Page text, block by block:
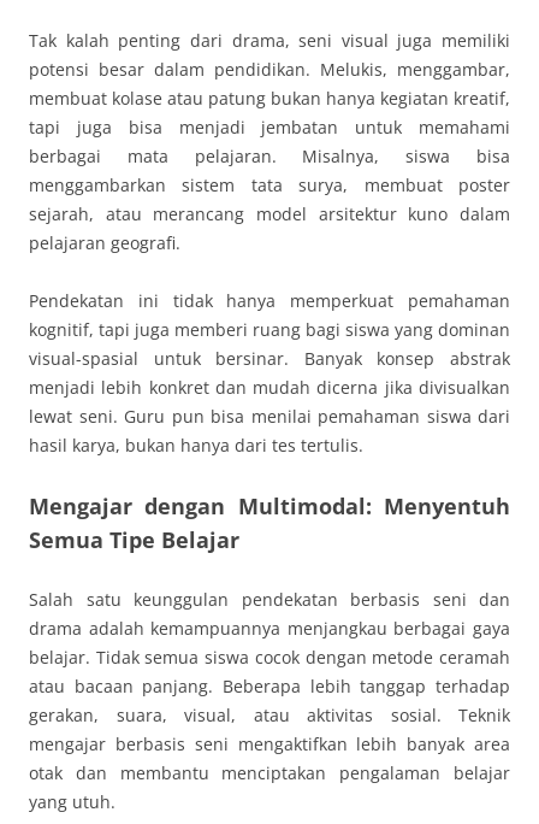
Tak kalah penting dari drama, seni visual juga memiliki
potensi besar dalam pendidikan. Melukis, menggambar,
membuat kolase atau patung bukan hanya kegiatan kreatif,
tapi juga bisa menjadi jembatan untuk memahami
berbagai mata pelajaran. Misalnya, siswa bisa
menggambarkan sistem tata surya, membuat poster
sejarah, atau merancang model arsitektur kuno dalam
pelajaran geografi.
Pendekatan ini tidak hanya memperkuat pemahaman
kognitif, tapi juga memberi ruang bagi siswa yang dominan
visual-spasial untuk bersinar. Banyak konsep abstrak
menjadi lebih konkret dan mudah dicerna jika divisualkan
lewat seni. Guru pun bisa menilai pemahaman siswa dari
hasil karya, bukan hanya dari tes tertulis.
Mengajar dengan Multimodal: Menyentuh
Semua Tipe Belajar
Salah satu keunggulan pendekatan berbasis seni dan
drama adalah kemampuannya menjangkau berbagai gaya
belajar. Tidak semua siswa cocok dengan metode ceramah
atau bacaan panjang. Beberapa lebih tanggap terhadap
gerakan, suara, visual, atau aktivitas sosial. Teknik
mengajar berbasis seni mengaktifkan lebih banyak area
otak dan membantu menciptakan pengalaman belajar
yang utuh.